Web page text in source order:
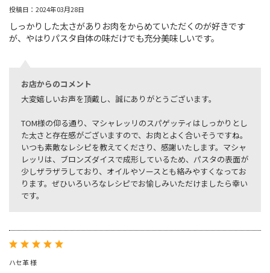
投稿日：2024年03月28日
しっかりした太さがありお肉をからめていただくのが好きです
が、やはりパスタ自体の味だけでも充分美味しいです。
お店からのコメント
大変嬉しいお声を頂戴し、誠にありがとうございます。
TOM様の仰る通り、マシャレッリのスパゲッティはしっかりとし
た太さと存在感がございますので、お肉とよく合いそうですね。
いつも素敵なレシピを教えてくださり、感謝いたします。マシャ
レッリは、ブロンズダイスで成形しているため、パスタの表面が
少しザラザラしており、オイルやソースとも絡みやすくなってお
ります。ぜひいろいろなレシピでお愉しみいただけましたら幸い
です。
ハセ革 様